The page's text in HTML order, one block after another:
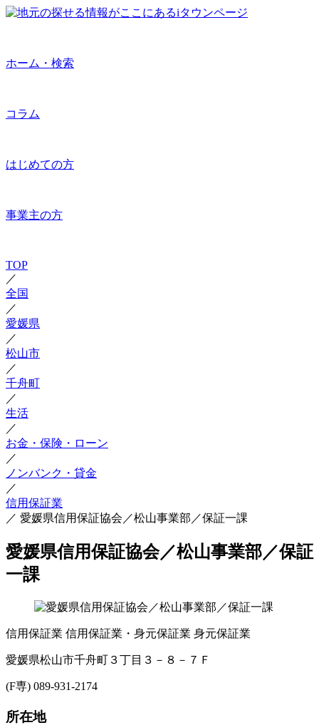
ホーム・検索
コラム
はじめての方
事業主の方
TOP
／
全国
／
愛媛県
／
松山市
／
千舟町
／
生活
／
お金・保険・ローン
／
ノンバンク・貸金
／
信用保証業
／ 愛媛県信用保証協会／松山事業部／保証一課
愛媛県信用保証協会／松山事業部／保証
一課
信用保証業 信用保証業・身元保証業 身元保証業
愛媛県松山市千舟町３丁目３－８－７Ｆ
(F専) 089-931-2174
所在地